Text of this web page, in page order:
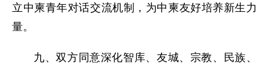
立中柬青年对话交流机制，为中柬友好培养新生力
量。
九、双方同意深化智库、友城、宗教、民族、